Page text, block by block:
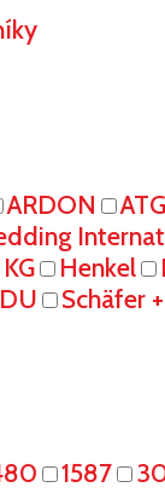
ARDON
Henkel
Schäfer
1587